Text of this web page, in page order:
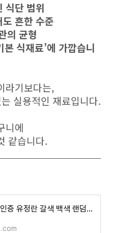
식단 범위
흔한 수준
의 균형
본 식재료’에 가깝습니
라기보다는,
실용적인 재료입니다.
니에
같습니다.
조인 동물복지 인증 유정란 갈색 백색 랜덤발송 1.56kg, 30구, 1개 - 영양란/특수란 | 쿠팡